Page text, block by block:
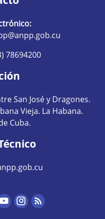
78694200
San José y Dragones.
Vieja. La Habana.
Cuba.